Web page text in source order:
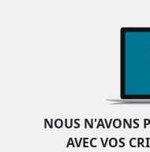
NOUS N'AVONS
AVEC VOS